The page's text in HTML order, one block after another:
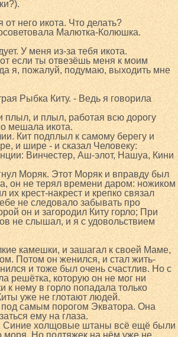
него икота. Что делать?
Малютка-Колюшка.
У меня из-за тебя икота.
если ты отвезёшь меня к моим
я, пожалуй, подумаю, выходить мне
Рыбка Киту. - Ведь я говорила
плыл, и плыл, работая всю дорогу
мешала икота.
Кит подплыл к самому берегу и
и шире - и сказал Человеку:
Винчестер, Аш-элот, Нашуа, Кини
Моряк. Этот Моряк и вправду был
он не терял времени даром: ножиком
их крест-накрест и крепко связал
не следовало забывать про
он и загородил Киту горло; При
не слышал, и я с удовольствием
камешки, и зашагал к своей Маме,
Потом он женился, и стал жить-
и тоже был очень счастлив. Но с
решётка, которую он не мог ни
к нему в горло попадала только
уже не глотают людей.
самым порогом Экватора. Она
ему на глаза.
Синие холщовые штаны всё ещё были
моря. Но подтяжек на нём уже не